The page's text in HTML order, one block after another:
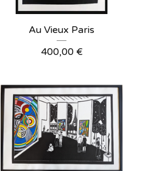
Au Vieux Paris
400,00 €